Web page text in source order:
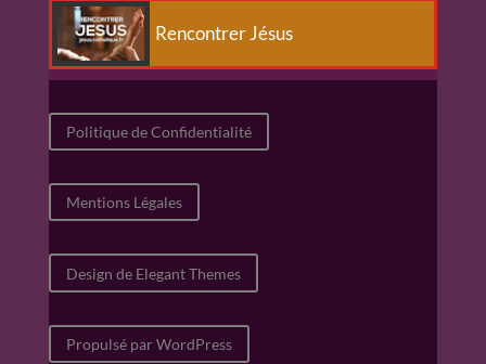
Rencontrer Jésus
Politique de Confidentialité
Mentions Légales
Design de Elegant Themes
Propulsé par WordPress